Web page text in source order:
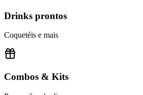
Drinks prontos
Coquetéis e mais
Combos & Kits